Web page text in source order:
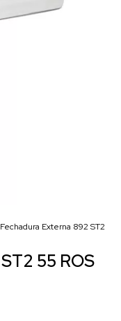
Fechadura Externa 892 ST2
55 ROS